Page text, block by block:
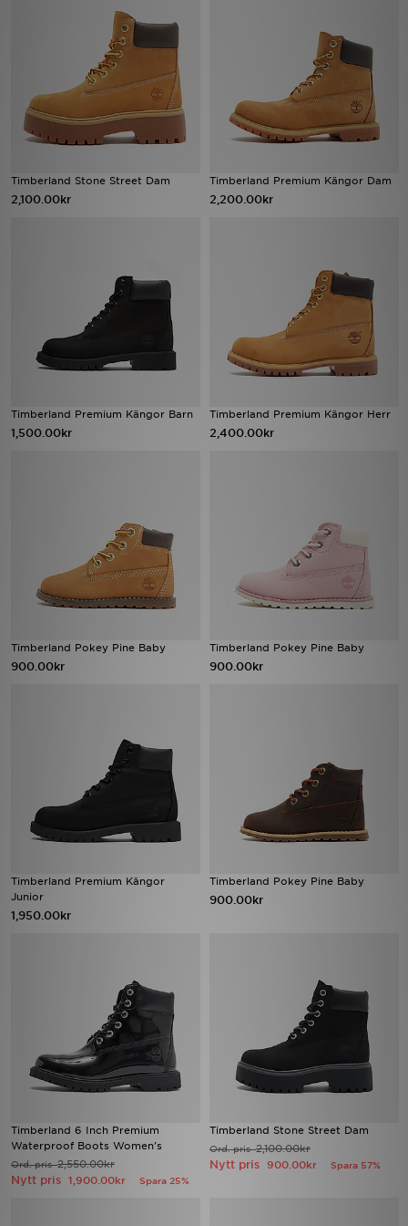
Timberland Stone Street Dam
2,100.00kr
Timberland Premium Kängor Dam
2,200.00kr
Timberland Premium Kängor Barn
1,500.00kr
Timberland Premium Kängor Herr
2,400.00kr
Timberland Pokey Pine Baby
900.00kr
Timberland Pokey Pine Baby
900.00kr
Timberland Premium Kängor
Junior
1,950.00kr
Timberland Pokey Pine Baby
900.00kr
Timberland 6 Inch Premium
Waterproof Boots Women's
Ord. pris2,550.00kr
Nytt pris 1,900.00kr Spara 25%
Timberland Stone Street Dam
Ord. pris2,100.00kr
Nytt pris 900.00kr Spara 57%
Ladda ner appen
Mina meddelanden
JD Blogg